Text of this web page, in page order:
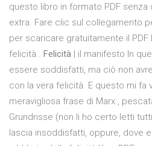
questo libro in formato PDF
extra. Fare clic sul collegamento
per scaricare gratuitamente il
felicità.. Felicità | il manifesto In
essere soddisfatti, ma ciò non
con la vera felicità. E questo mi fa
meravigliosa frase di Marx ,
Grundrisse (non li ho certo letti
lascia insoddisfatti, oppure, dove